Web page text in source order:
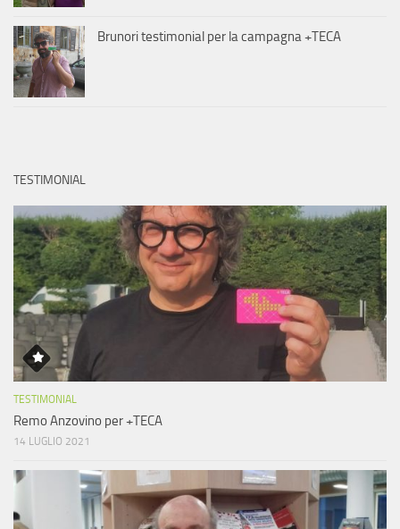
Brunori testimonial per la campagna +TECA
TESTIMONIAL
TESTIMONIAL
Remo Anzovino per +TECA
14 LUGLIO 2021